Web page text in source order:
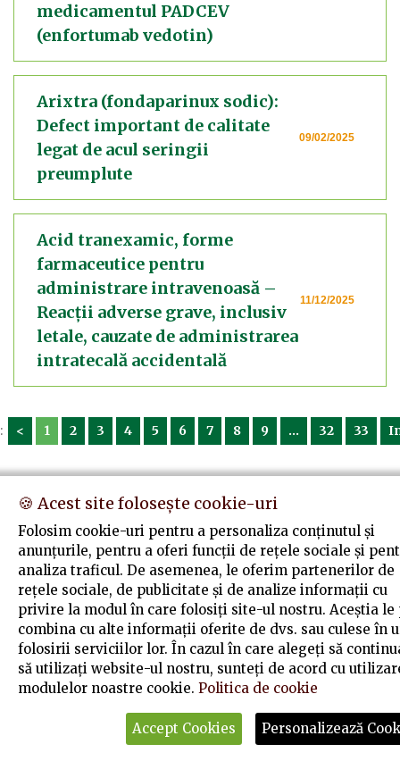
medicamentul PADCEV
(enfortumab vedotin)
Arixtra (fondaparinux sodic):
Defect important de calitate
legat de acul seringii
preumplute
09/02/2025
Acid tranexamic, forme
farmaceutice pentru
administrare intravenoasă –
Reacții adverse grave, inclusiv
letale, cauzate de administrarea
intratecală accidentală
11/12/2025
< 1 2 3 4 5 6 7 8 9 ... 32 33
© Copyright2026 Colegiul Farmaciștilor din România
drepturile rezervate
🍪 Acest site folosește cookie-uri
Folosim cookie-uri pentru a personaliza conținutul și
anunțurile, pentru a oferi funcții de rețele sociale și
analiza traficul. De asemenea, le oferim partenerilor de
rețele sociale, de publicitate și de analize informații cu
privire la modul în care folosiți site-ul nostru. Aceștia le
combina cu alte informații oferite de dvs. sau culese în
folosirii serviciilor lor. În cazul în care alegeți să
să utilizați website-ul nostru, sunteți de acord cu
modulelor noastre cookie. Politica de cookie
Accept Cookies Personalizează